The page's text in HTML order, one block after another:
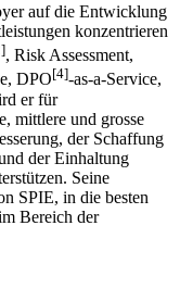
auf die Entwicklung
konzentrieren
, Risk Assessment,
DPO[4]-as-a-Service,
er für
mittlere und grosse
der Schaffung
der Einhaltung
Seine
SPIE, in die besten
Bereich der